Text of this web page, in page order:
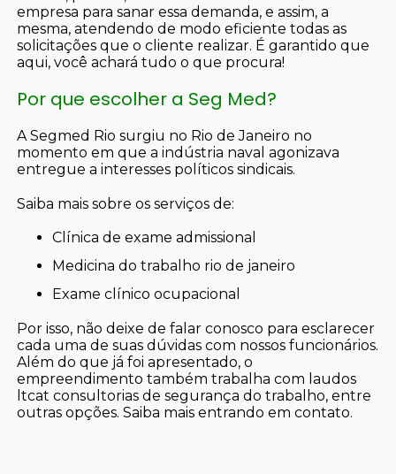
empresa para sanar essa demanda, e assim, a
mesma, atendendo de modo eficiente todas as
solicitações que o cliente realizar. É garantido que
aqui, você achará tudo o que procura!
Por que escolher a Seg Med?
A Segmed Rio surgiu no Rio de Janeiro no
momento em que a indústria naval agonizava
entregue a interesses políticos sindicais.
Saiba mais sobre os serviços de:
clínica de exame admissional
medicina do trabalho rio de janeiro
exame clínico ocupacional
Por isso, não deixe de falar conosco para esclarecer
cada uma de suas dúvidas com nossos funcionários.
Além do que já foi apresentado, o
empreendimento também trabalha com laudos
ltcat consultorias de segurança do trabalho, entre
outras opções. Saiba mais entrando em contato.